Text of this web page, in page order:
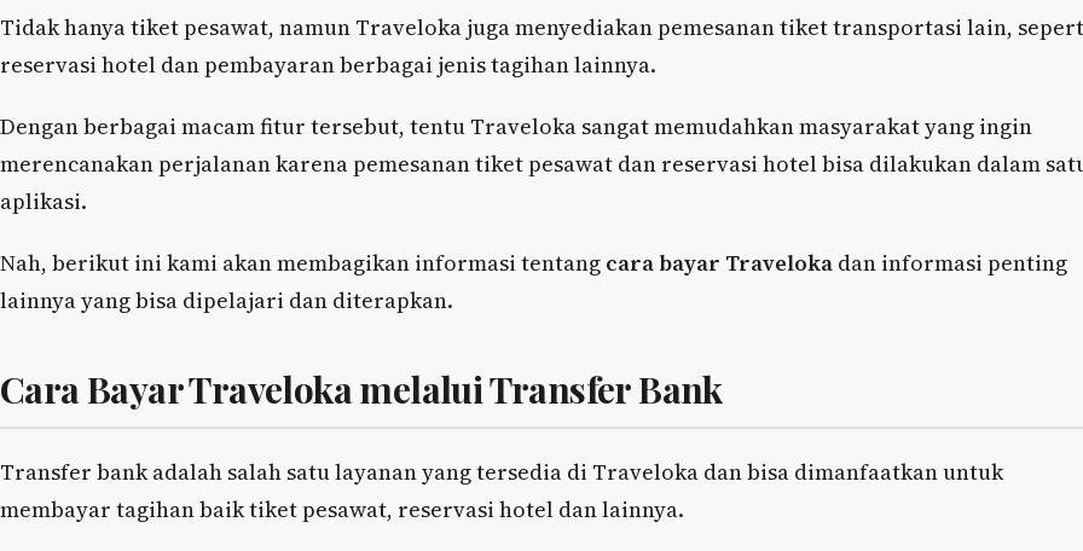
Tidak hanya tiket pesawat, namun Traveloka juga menyediakan pemesanan tiket transportasi lain,
reservasi hotel dan pembayaran berbagai jenis tagihan lainnya.
Dengan berbagai macam fitur tersebut, tentu Traveloka sangat memudahkan masyarakat yang ingin
merencanakan perjalanan karena pemesanan tiket pesawat dan reservasi hotel bisa dilakukan dalam
aplikasi.
Nah, berikut ini kami akan membagikan informasi tentang cara bayar Traveloka dan informasi penting
lainnya yang bisa dipelajari dan diterapkan.
Cara Bayar Traveloka melalui Transfer Bank
Transfer bank adalah salah satu layanan yang tersedia di Traveloka dan bisa dimanfaatkan untuk
membayar tagihan baik tiket pesawat, reservasi hotel dan lainnya.